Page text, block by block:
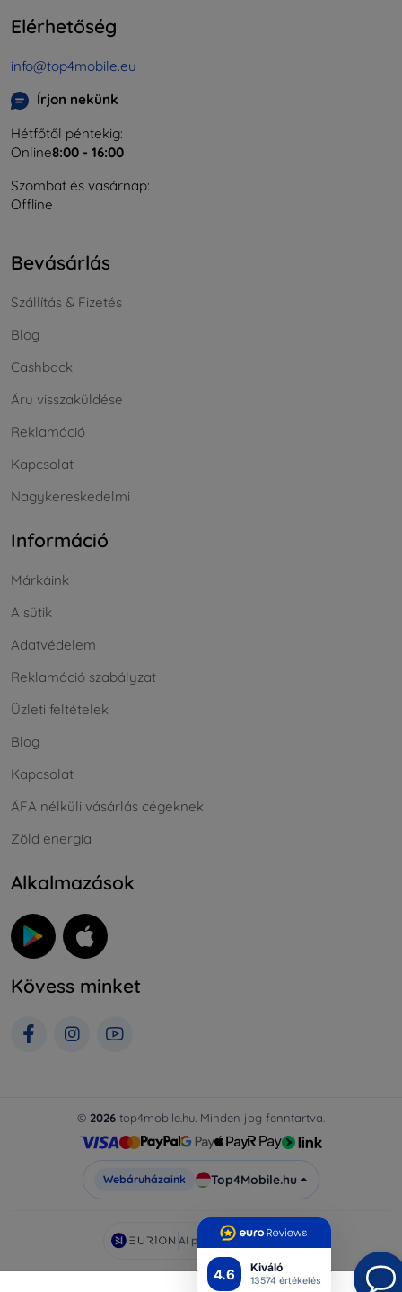
4.6 Kiváló
13574 értékelés
Elérhetőség
info@top4mobile.eu
Írjon nekünk
Hétfőtől péntekig:
Online8:00 - 16:00
Szombat és vasárnap:
Offline
Bevásárlás
Szállítás & Fizetés
Blog
Cashback
Áru visszaküldése
Reklamáció
Kapcsolat
Nagykereskedelmi
Információ
Márkáink
A sütik
Adatvédelem
Reklamáció szabályzat
Üzleti feltételek
Blog
Kapcsolat
ÁFA nélküli vásárlás cégeknek
Zöld energia
Alkalmazások
Kövess minket
© 2026 top4mobile.hu. Minden jog fenntartva.
Webáruházaink Top4Mobile.hu
AI powered byEurion